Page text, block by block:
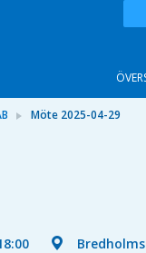
Möte 2025-04-29